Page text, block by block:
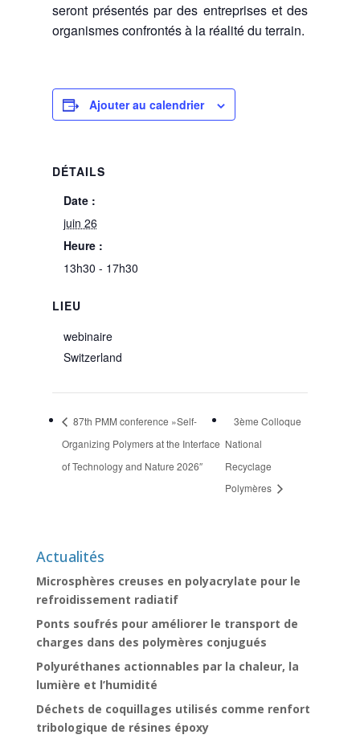
seront présentés par des entreprises et des
organismes confrontés à la réalité du terrain.
Ajouter au calendrier
DÉTAILS
Date :
juin 26
Heure :
13h30 - 17h30
LIEU
webinaire
Switzerland
87th PMM conference »Self-
Organizing Polymers at the Interface
of Technology and Nature 2026″
3ème Colloque
National
Recyclage
Polymères
Actualités
Microsphères creuses en polyacrylate pour le
refroidissement radiatif
Ponts soufrés pour améliorer le transport de
charges dans des polymères conjugués
Polyuréthanes actionnables par la chaleur, la
lumière et l’humidité
Déchets de coquillages utilisés comme renfort
tribologique de résines époxy